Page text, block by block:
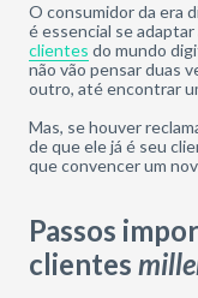
O consumidor da era
é essencial se adaptar
clientes do mundo
não vão pensar duas
outro, até encontrar
Mas, se houver
de que ele já é seu
que convencer um
Passos
clientes